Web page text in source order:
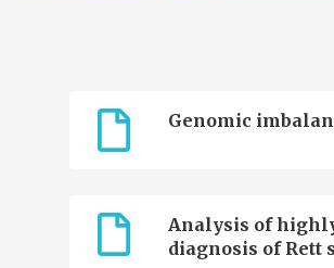
Genomic
Analysis of
diagnosis of Rett